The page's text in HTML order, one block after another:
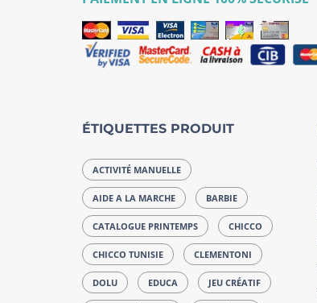
ÉTIQUETTES PRODUIT
ACTIVITÉ MANUELLE
AIDE A LA MARCHE BARBIE
CATALOGUE PRINTEMPS CHICCO
CHICCO TUNISIE CLEMENTONI
DOLU EDUCA JEU CRÉATIF